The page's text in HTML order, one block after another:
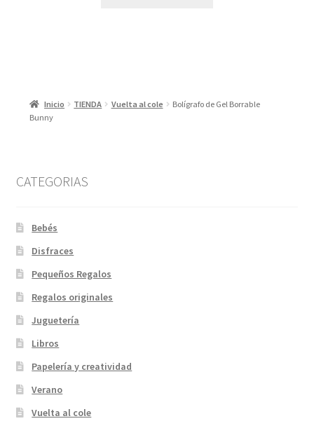
Inicio TIENDA Vuelta al cole
Bolígrafo de Gel Borrable
Bunny
CATEGORIAS
Bebés
Disfraces
Pequeños Regalos
Regalos originales
Juguetería
Libros
Papelería y creatividad
Verano
Vuelta al cole